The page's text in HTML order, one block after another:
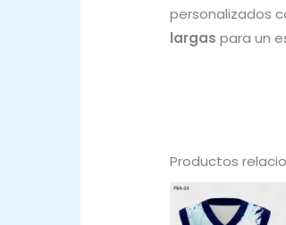
personalizados
largas para un
Productos